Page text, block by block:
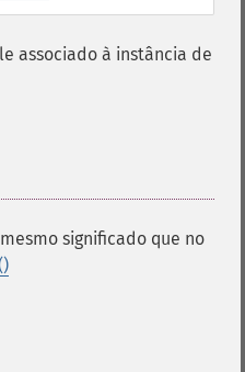
associado à instância de
significado que no